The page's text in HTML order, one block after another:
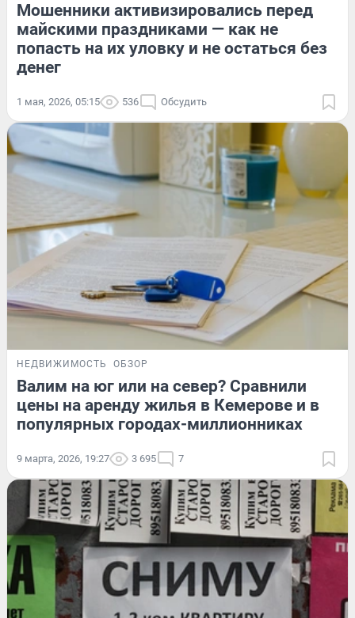
Мошенники активизировались перед
майскими праздниками — как не
попасть на их уловку и не остаться без
денег
1 мая, 2026, 05:15 536 Обсудить
НЕДВИЖИМОСТЬ ОБЗОР
Валим на юг или на север? Сравнили
цены на аренду жилья в Кемерове и в
популярных городах-миллионниках
9 марта, 2026, 19:27 3 695 7